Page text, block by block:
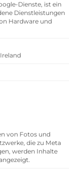
Dienste, ist ein
Dienstleistungen
Hardware und
von Fotos und
die zu Meta
werden Inhalte